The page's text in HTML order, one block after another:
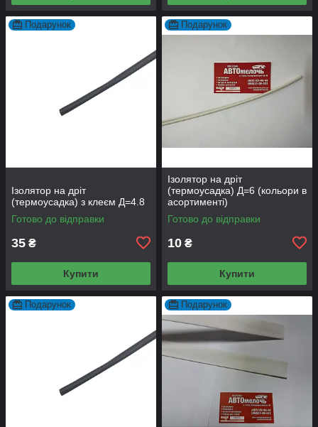
Подарунок
Ізолятор на дріт
(термоусадка) з клеєм Д=4.8
Готово до відправки
35 ₴
Купити
Подарунок
Ізолятор на дріт
(термоусадка) Д=6 (кольори в
асортименті)
Готово до відправки
10 ₴
Купити
Подарунок Подарунок